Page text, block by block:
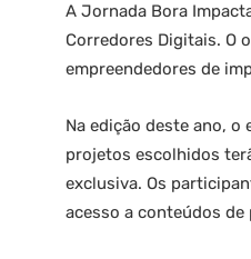
A Jornada Bora
Corredores Digitais. O
empreendedores de
Na edição deste ano,
projetos escolhidos
exclusiva. Os
acesso a conteúdos